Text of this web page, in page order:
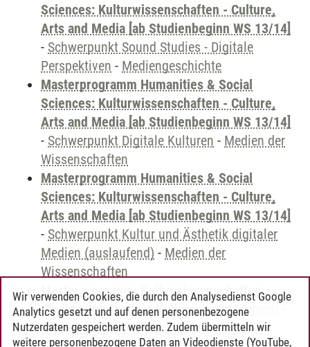
Sciences: Kulturwissenschaften - Culture,
Arts and Media [ab Studienbeginn WS 13/14]
- Schwerpunkt Sound Studies - Digitale
Perspektiven - Mediengeschichte
Masterprogramm Humanities & Social
Sciences: Kulturwissenschaften - Culture,
Arts and Media [ab Studienbeginn WS 13/14]
- Schwerpunkt Digitale Kulturen - Medien der
Wissenschaften
Masterprogramm Humanities & Social
Sciences: Kulturwissenschaften - Culture,
Arts and Media [ab Studienbeginn WS 13/14]
- Schwerpunkt Kultur und Ästhetik digitaler
Medien (auslaufend) - Medien der
Wissenschaften
Masterprogramm Kulturwissenschaften:
Medien und Digitale Kulturen-Kernbereich
Medien und Digitale Kulturen: Geschichte
Wir verwenden Cookies, die durch den Analysedienst Google
Analytics gesetzt und auf denen personenbezogene
Nutzerdaten gespeichert werden. Zudem übermitteln wir
weitere personenbezogene Daten an Videodienste (YouTube,